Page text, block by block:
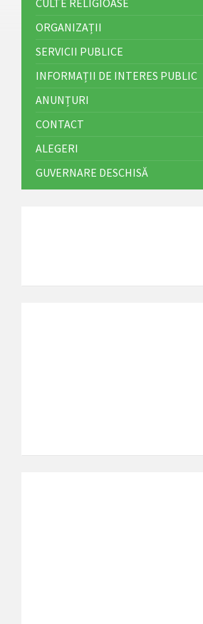
CULTE RELIGIOASE
ORGANIZAȚII
SERVICII PUBLICE
INFORMAȚII DE INTERES PUBLIC
ANUNȚURI
CONTACT
ALEGERI
GUVERNARE DESCHISĂ